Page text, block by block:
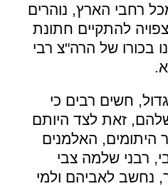
רחבי הארץ, נוהרים
להתקיים חתונת
בכורו של הרה"צ רבי
חשים רבים כי
זאת לצד היותם
היתומים, האלמנים
רבני שלמה צבי
נחשב לאביהם ולמי